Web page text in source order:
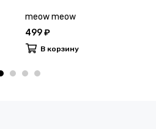
meow meow
499 ₽
В корзину